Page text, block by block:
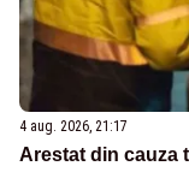
4 aug. 2026, 21:17
Arestat din cauza